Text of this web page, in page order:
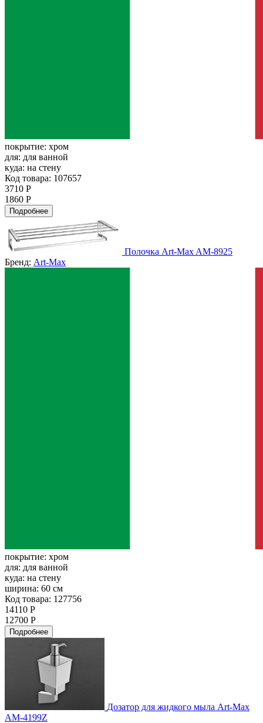
покрытие: хром
для: для ванной
куда: на стену
Код товара: 107657
3710 Р
1860 Р
Подробнее
Полочка Art-Max AM-8925
Бренд: Art-Max
покрытие: хром
для: для ванной
куда: на стену
ширина: 60 см
Код товара: 127756
14110 Р
12700 Р
Подробнее
Дозатор для жидкого мыла Art-Max
AM-4199Z